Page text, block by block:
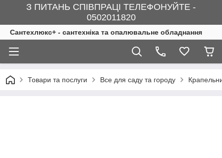
З ПИТАНЬ СПІВПРАЦІ ТЕЛЕФОНУЙТЕ -
0502011820
Сантехлюкс+ - сантехніка та опалювальне обладнання
Товари та послуги Все для саду та городу